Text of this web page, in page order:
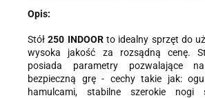
Opis:
Stół250 INDOORto idealny sprzęt do
wysoka jakość za rozsądną cenę.
posiada parametry pozwalające
bezpieczną grę - cechy takie jak:
hamulcami, stabilne szerokie nogi